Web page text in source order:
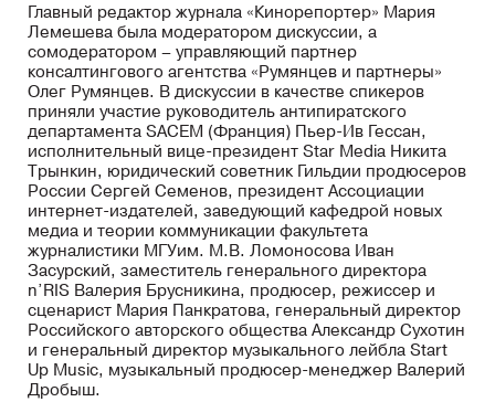
Главный редактор журнала «Кинорепортер» Мария
Лемешева была модератором дискуссии, а
сомодератором – управляющий партнер
консалтингового агентства «Румянцев и партнеры»
Олег Румянцев. В дискуссии в качестве спикеров
приняли участие руководитель антипиратского
департамента SACEM (Франция) Пьер-Ив Гессан,
исполнительный вице-президент Star Мedia Никита
Трынкин, юридический советник Гильдии продюсеров
России Сергей Семенов, президент Ассоциации
интернет-издателей, заведующий кафедрой новых
медиа и теории коммуникации факультета
журналистики МГУим. М.В. Ломоносова Иван
Засурский, заместитель генерального директора
n’RIS Валерия Брусникина, продюсер, режиссер и
сценарист Мария Панкратова, генеральный директор
Российского авторского общества Александр Сухотин
и генеральный директор музыкального лейбла Start
Up Music, музыкальный продюсер-менеджер Валерий
Дробыш.